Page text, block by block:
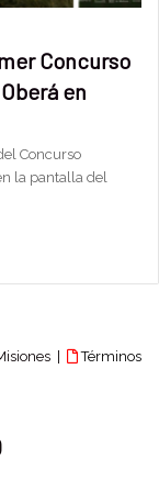
Concurso
en
Concurso
la pantalla del
| Términos
Instagram